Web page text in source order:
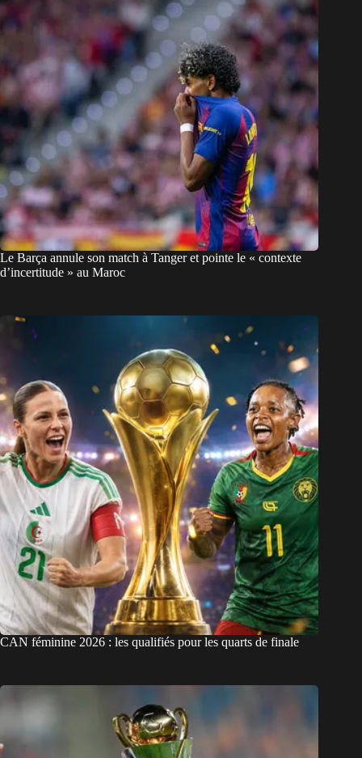
Le Barça annule son match à Tanger et pointe le « contexte
d’incertitude » au Maroc
CAN féminine 2026 : les qualifiés pour les quarts de finale